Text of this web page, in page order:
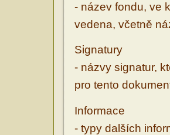
- název fondu, ve
vedena, včetně
Signatury
- názvy signatur,
pro tento
Informace
- typy dalších